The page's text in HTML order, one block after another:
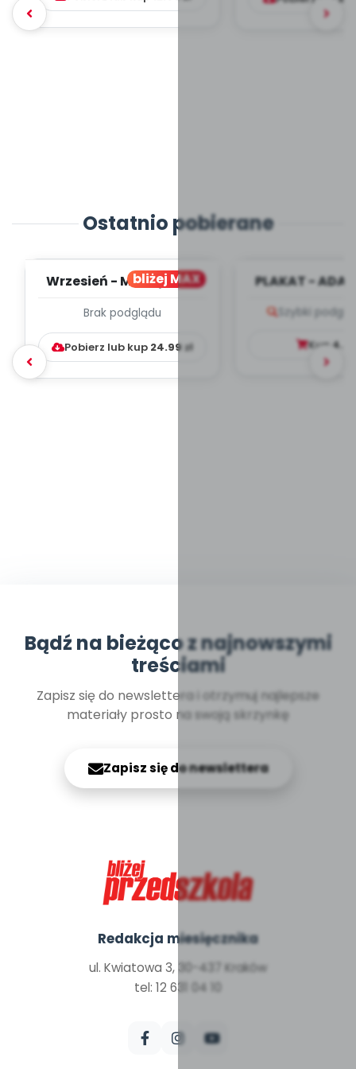
Ostatnio pobierane
bliżej MAX
Wrzesień - MIESIĘCZNY
WYCHOWAWCZO –
DYDAKTYC...
Brak podglądu
Pobierz lub kup 24.99zł
PLAKAT -
Szybki
Kup
Bądź na bieżąco z najnowszymi
treściami
Zapisz się do newslettera i otrzymuj najlepsze
materiały prosto na swoją skrzynkę
Zapisz się do newslettera
Redakcja miesięcznika
ul. Kwiatowa 3, 30-437 Kraków
tel: 12 631 04 10